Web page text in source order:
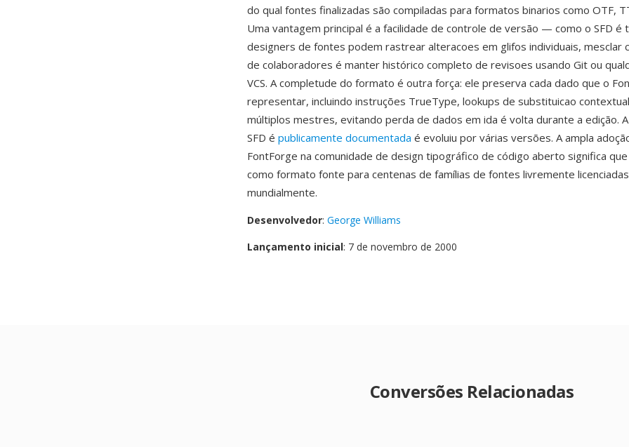
do qual fontes finalizadas são compiladas para formatos binarios como OTF,
Uma vantagem principal é a facilidade de controle de versão — como o SFD é
designers de fontes podem rastrear alteracoes em glifos individuais, mesclar
de colaboradores é manter histórico completo de revisoes usando Git ou
VCS. A completude do formato é outra força: ele preserva cada dado que o
representar, incluindo instruções TrueType, lookups de substituicao
múltiplos mestres, evitando perda de dados em ida é volta durante a edição.
SFD é publicamente documentada é evoluiu por várias versões. A ampla
FontForge na comunidade de design tipográfico de código aberto significa
como formato fonte para centenas de famílias de fontes livremente
mundialmente.
Desenvolvedor: George Williams
Lançamento inicial: 7 de novembro de 2000
Conversões Relacionadas